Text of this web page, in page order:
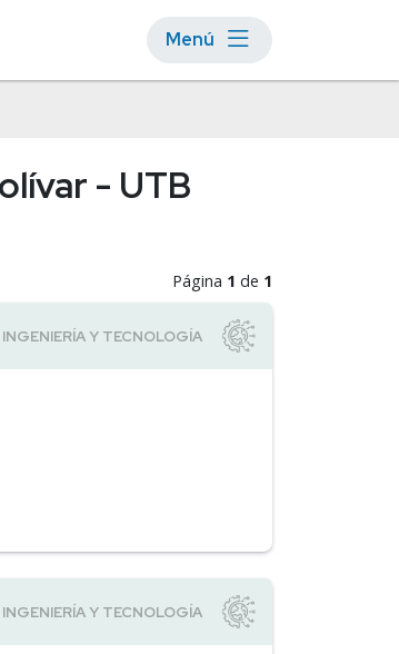
Menú
- UTB
Página 1 de 1